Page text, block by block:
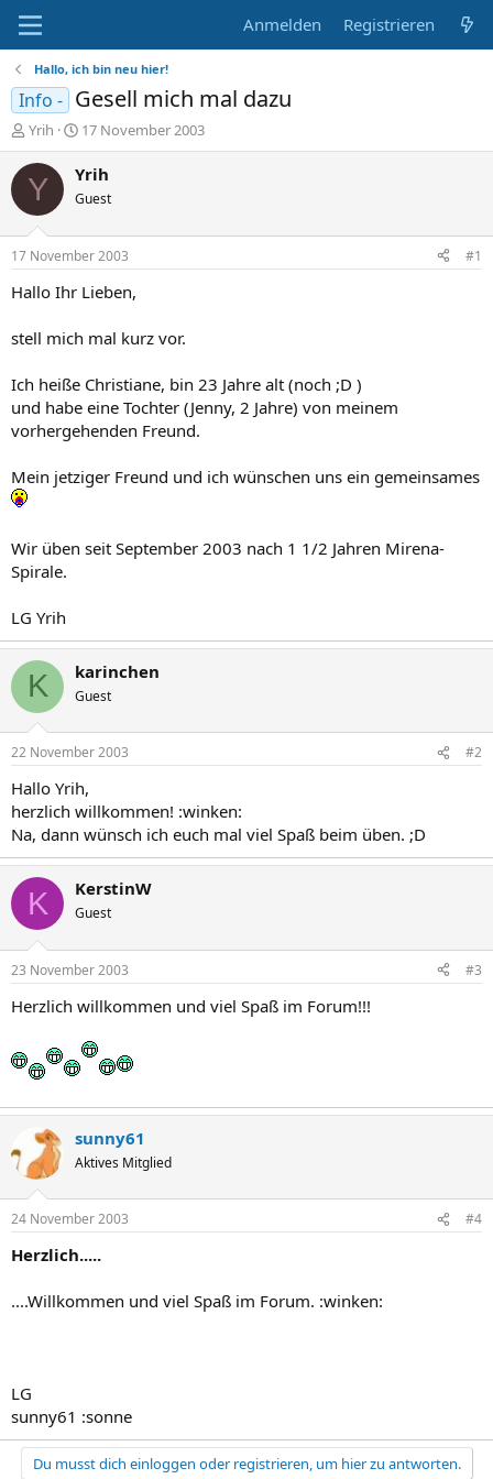
Anmelden Registrieren
Hallo, ich bin neu hier!
Info - Gesell mich mal dazu
E
r
s
t
e
r
Yrih
E
r
s
e
t
a
17 November 2003
Y Yrih
Guest
17 November 2003 #1
Hallo Ihr Lieben,
stell mich mal kurz vor.
Ich heiße Christiane, bin 23 Jahre alt (noch ;D )
und habe eine Tochter (Jenny, 2 Jahre) von meinem
vorhergehenden Freund.
Mein jetziger Freund und ich wünschen uns ein gemeinsames
Wir üben seit September 2003 nach 1 1/2 Jahren Mirena-
Spirale.
LG Yrih
K karinchen
Guest
22 November 2003 #2
Hallo Yrih,
herzlich willkommen! :winken:
Na, dann wünsch ich euch mal viel Spaß beim üben. ;D
K KerstinW
Guest
23 November 2003 #3
Herzlich willkommen und viel Spaß im Forum!!!
sunny61
Aktives Mitglied
24 November 2003 #4
Herzlich.....
....Willkommen und viel Spaß im Forum. :winken:
LG
sunny61 :sonne
Du musst dich einloggen oder registrieren, um hier zu antworten.